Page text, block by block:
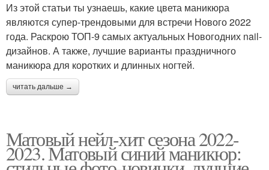
Из этой статьи ты узнаешь, какие цвета маникюра
являются супер-трендовыми для встречи Нового 2022
года. Раскрою ТОП-9 самых актуальных Новогодних nail-
дизайнов. А также, лучшие варианты праздничного
маникюра для коротких и длинных ногтей.
читать дальше →
Матовый нейл-хит сезона 2022-
2023. Матовый синий маникюр: